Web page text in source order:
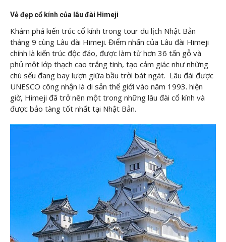
Vẻ đẹp cổ kính của lâu đài Himeji
Khám phá kiến ​​trúc cổ kính trong tour du lịch Nhật Bản
tháng 9 cùng Lâu đài Himeji. Điểm nhấn của Lâu đài Himeji
chính là kiến ​​trúc độc đáo, được làm từ hơn 36 tấn gỗ và
phủ một lớp thạch cao trắng tinh, tạo cảm giác như những
chú sếu đang bay lượn giữa bầu trời bát ngát. Lâu đài được
UNESCO công nhận là di sản thế giới vào năm 1993. hiện
giờ, Himeji đã trở nên một trong những lâu đài cổ kính và
được bảo tàng tốt nhất tại Nhật Bản.